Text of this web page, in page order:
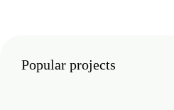
Popular projects